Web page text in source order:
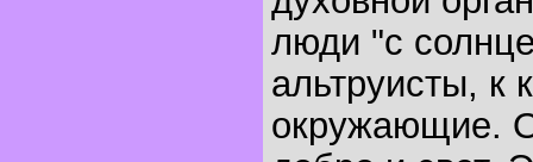
люди "с
альтруисты, к
окружающие.